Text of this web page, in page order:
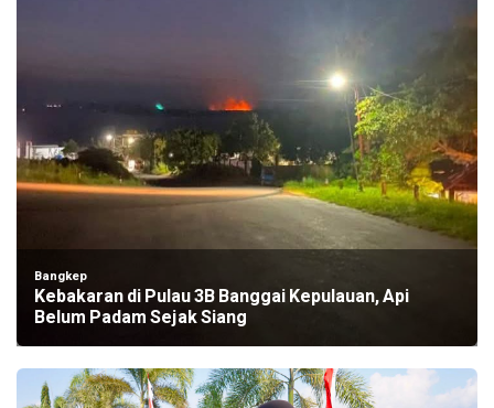
Bangkep
Kebakaran di Pulau 3B Banggai Kepulauan, Api
Belum Padam Sejak Siang